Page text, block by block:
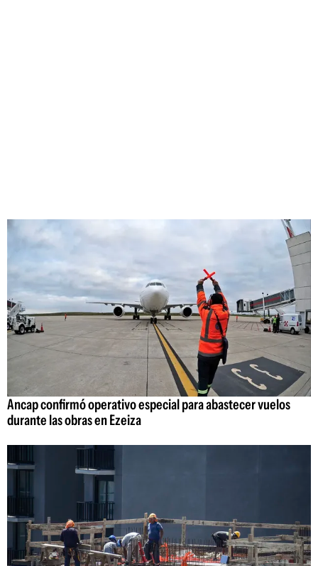
Ancap confirmó operativo especial para abastecer vuelos
durante las obras en Ezeiza